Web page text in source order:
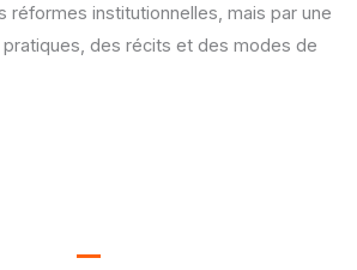
réformes institutionnelles, mais par une
des récits et des modes de